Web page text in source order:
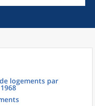
logements par